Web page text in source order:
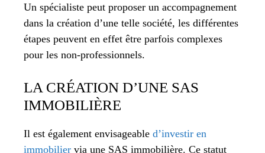
Un spécialiste peut proposer un accompagnement
dans la création d’une telle société, les différentes
étapes peuvent en effet être parfois complexes
pour les non-professionnels.
LA CRÉATION D’UNE SAS
IMMOBILIÈRE
Il est également envisageable d’investir en
immobilier via une SAS immobilière. Ce statut